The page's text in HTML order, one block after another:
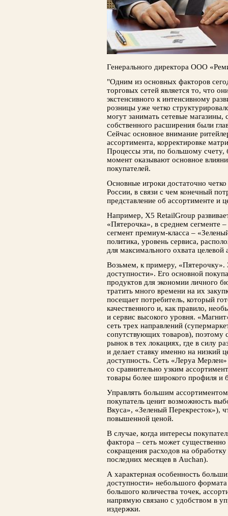
Генерального директора ООО
"Одним из основных факторов
торговых сетей является то, что
экстенсивного к интенсивному
розницы уже четко
могут занимать сетевые
собственного расширения были
Сейчас основное внимание
ассортимента, корректировке
Процессы эти, по большому
момент оказывают основное
покупателей.
Основные игроки достаточно
России, в связи с чем конечный
представление об ассортименте и
Например, X5 RetailGroup
«Пятерочка», в среднем сегменте
сегмент премиум-класса –
политика, уровень сервиса,
для максимального охвата целевой
Возьмем, к примеру,
доступности». Его основной
продуктов для экономии личного
тратить много времени на их
посещает потребитель, который
качественного и, как правило,
и сервис высокого уровня.
сеть трех направлений
сопутствующих товаров), поэтому
рынок в тех локациях, где в силу
и делает ставку именно на низкий
доступность. Сеть «Леруа
со сравнительно узким
товары более широкого профиля и
Управлять большим
покупатель ценит возможность
Вкуса», «Зеленый Перекресток»),
повышенной ценой.
В случае, когда интересы
фактора – сеть может
сокращения расходов на
последних месяцев в Auchan).
А характерная особенность
доступности» небольшого
большого количества точек,
напрямую связано с удобством в
издержки.